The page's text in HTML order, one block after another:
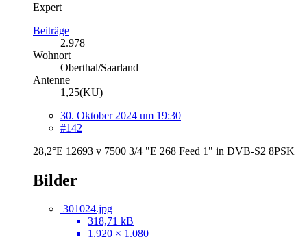
Expert
Beiträge
2.978
Wohnort
Oberthal/Saarland
Antenne
1,25(KU)
30. Oktober 2024 um 19:30
#142
28,2°E 12693 v 7500 3/4 "E 268 Feed 1" in DVB-S2 8PSK
Bilder
301024.jpg
318,71 kB
1.920 × 1.080